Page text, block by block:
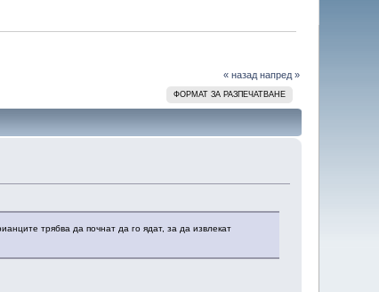
« назад напред »
ФОРМАТ ЗА РАЗПЕЧАТВАНЕ
трябва да почнат да го ядат, за да извлекат